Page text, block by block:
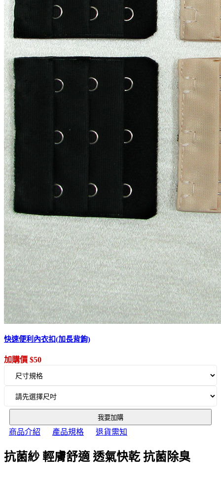
快速便利內衣扣(加長背鉤)
加購價 $50
我要加購
商品介紹 產品規格 退貨需知
抗菌紗 輕膚舒適 透氣快乾 抗菌除臭